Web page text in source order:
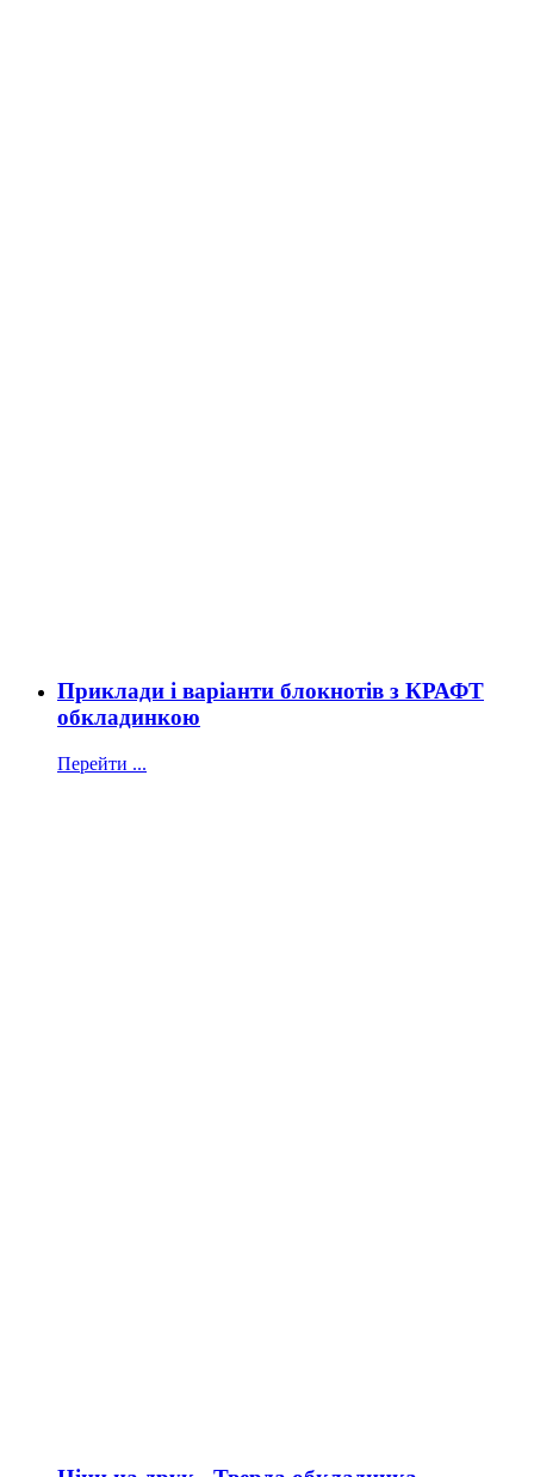
Приклади і варіанти блокнотів з КРАФТ
обкладинкою
Перейти ...